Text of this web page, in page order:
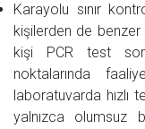
Karayolu sınır
kişilerden de
kişi PCR test
noktalarında
laboratuvarda hızlı
yalnızca olumsuz